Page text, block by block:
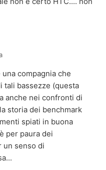
compagnia che
tali bassezze (questa
anche nei confronti di
storia dei benchmark
spiati in buona
per paura dei
un senso di